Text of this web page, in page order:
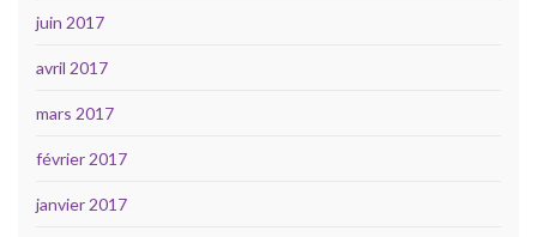
juin 2017
avril 2017
mars 2017
février 2017
janvier 2017